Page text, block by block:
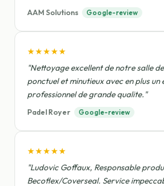
AAM Solutions Google-review
★★★★★
"Nettoyage excellent de notre salle
ponctuel et minutieux avec en plus un
professionnel de grande qualite."
Padel Royer Google-review
★★★★★
"Ludovic Goffaux, Responsable
Becoflex/Coverseal. Service